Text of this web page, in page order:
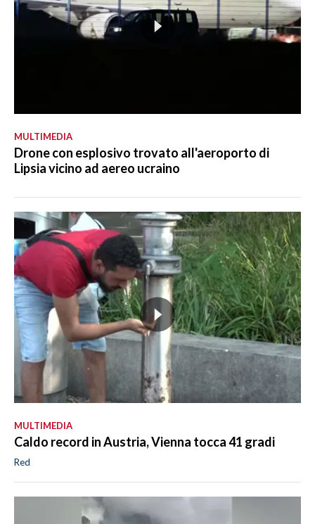
MULTIMEDIA
Drone con esplosivo trovato all'aeroporto di
Lipsia vicino ad aereo ucraino
MULTIMEDIA
Caldo record in Austria, Vienna tocca 41 gradi
Red